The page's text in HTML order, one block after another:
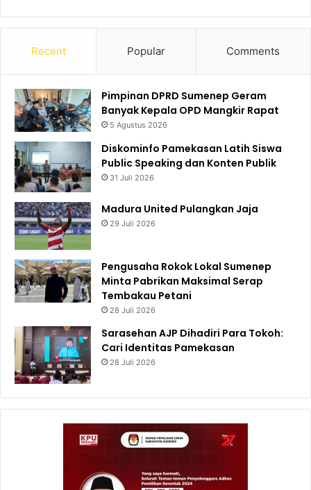
Recent Popular Comments
Pimpinan DPRD Sumenep Geram
Banyak Kepala OPD Mangkir Rapat
5 Agustus 2026
Diskominfo Pamekasan Latih Siswa
Public Speaking dan Konten Publik
31 Juli 2026
Madura United Pulangkan Jaja
29 Juli 2026
Pengusaha Rokok Lokal Sumenep
Minta Pabrikan Maksimal Serap
Tembakau Petani
28 Juli 2026
Sarasehan AJP Dihadiri Para Tokoh:
Cari Identitas Pamekasan
28 Juli 2026